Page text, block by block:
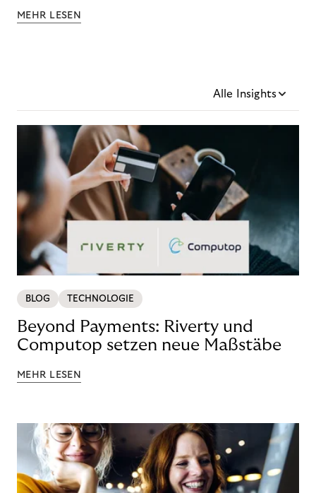
MEHR LESEN
Alle Insights
BLOG TECHNOLOGIE
Beyond Payments: Riverty und
Computop setzen neue Maßstäbe
MEHR LESEN